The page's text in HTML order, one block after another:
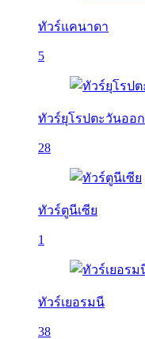
ทัวร์แคนาดา
5
ทัวร์ยุโรปตะวันออก
28
ทัวร์ตูนีเซีย
1
ทัวร์เยอรมนี
38